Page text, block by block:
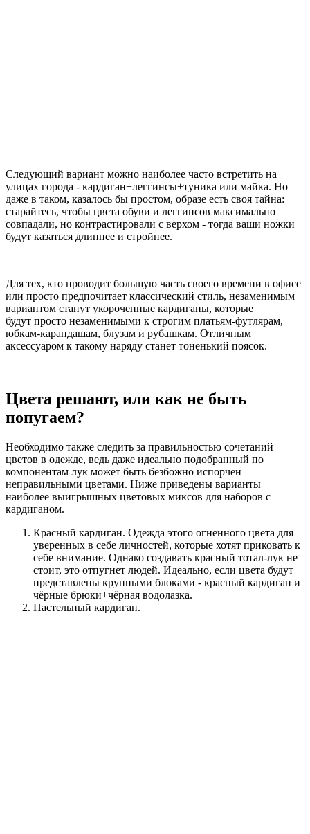
Следующий вариант можно наиболее часто встретить на
улицах города - кардиган+леггинсы+туника или майка. Но
даже в таком, казалось бы простом, образе есть своя тайна:
старайтесь, чтобы цвета обуви и леггинсов максимально
совпадали, но контрастировали с верхом - тогда ваши ножки
будут казаться длиннее и стройнее.
Для тех, кто проводит большую часть своего времени в офисе
или просто предпочитает классический стиль, незаменимым
вариантом станут укороченные кардиганы, которые
будут просто незаменимыми к строгим платьям-футлярам,
юбкам-карандашам, блузам и рубашкам. Отличным
аксессуаром к такому наряду станет тоненький поясок.
Цвета решают, или как не быть
попугаем?
Необходимо также следить за правильностью сочетаний
цветов в одежде, ведь даже идеально подобранный по
компонентам лук может быть безбожно испорчен
неправильными цветами. Ниже приведены варианты
наиболее выигрышных цветовых миксов для наборов с
кардиганом.
Красный кардиган. Одежда этого огненного цвета для
уверенных в себе личностей, которые хотят приковать к
себе внимание. Однако создавать красный тотал-лук не
стоит, это отпугнет людей. Идеально, если цвета будут
представлены крупными блоками - красный кардиган и
чёрные брюки+чёрная водолазка.
Пастельный кардиган.